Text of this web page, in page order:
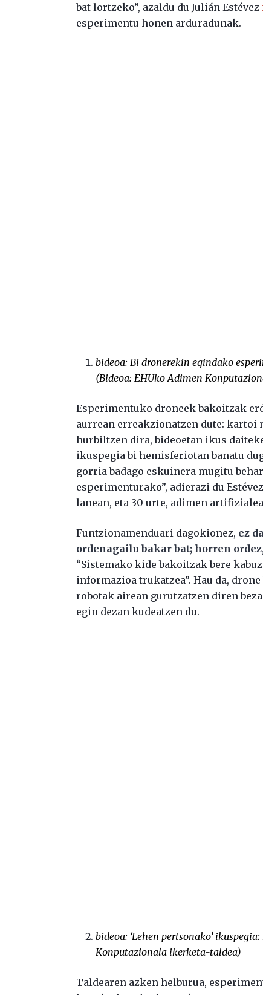
bat lortzeko”, azaldu du Julián Estévez
esperimentu honen arduradunak.
bideoa: Bi dronerekin egindako
(Bideoa: EHUko Adimen
Esperimentuko droneek bakoitzak
aurrean erreakzionatzen dute:
hurbiltzen dira, bideoetan ikus
ikuspegia bi hemisferiotan banatu
gorria badago eskuinera mugitu
esperimenturako”, adierazi du
lanean, eta 30 urte, adimen
Funtzionamenduari dagokionez, ez
ordenagailu bakar bat; horren
“Sistemako kide bakoitzak bere
informazioa trukatzea”. Hau da,
robotak airean gurutzatzen diren
egin dezan kudeatzen du.
bideoa: ‘Lehen pertsonako’
Konputazionala ikerketa-taldea)
Taldearen azken helburua,